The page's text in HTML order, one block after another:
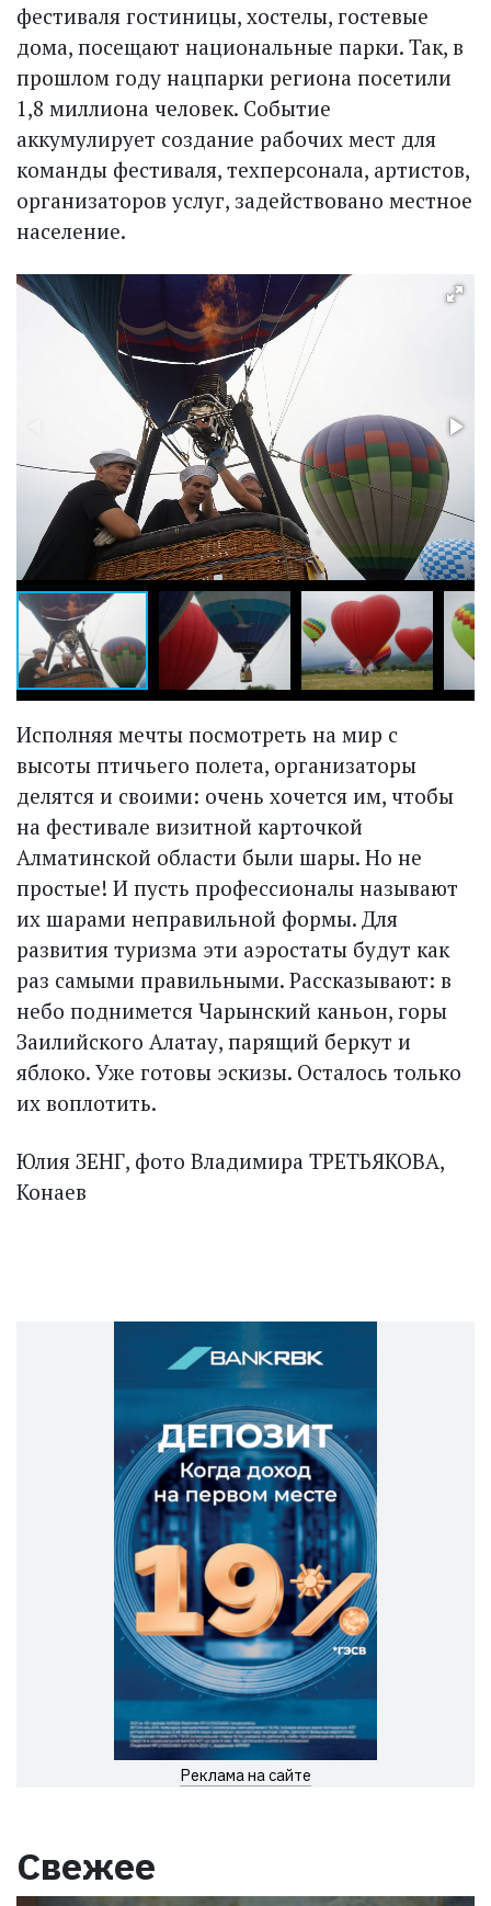
фестиваля гостиницы, хостелы, гостевые
дома, посещают национальные парки. Так, в
прошлом году нацпарки региона посетили
1,8 миллиона человек. Событие
аккумулирует создание рабочих мест для
команды фестиваля, техперсонала, артистов,
организаторов услуг, задействовано местное
население.
Исполняя мечты посмотреть на мир с
высоты птичьего полета, организаторы
делятся и своими: очень хочется им, чтобы
на фестивале визитной карточкой
Алматинской области были шары. Но не
простые! И пусть профессионалы называют
их шарами неправильной формы. Для
развития туризма эти аэростаты будут как
раз самыми правильными. Рассказывают: в
небо поднимется Чарынский каньон, горы
Заилийского Алатау, парящий беркут и
яблоко. Уже готовы эскизы. Осталось только
их воплотить.
Юлия ЗЕНГ, фото Владимира ТРЕТЬЯКОВА,
Конаев
Реклама на сайте
Свежее